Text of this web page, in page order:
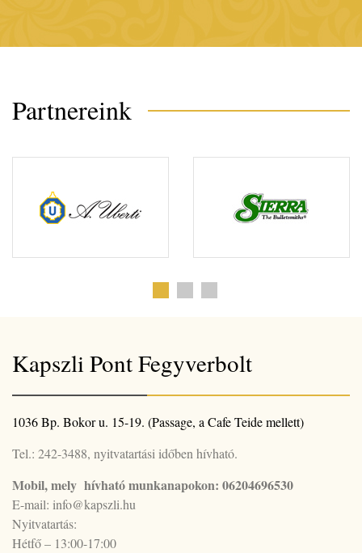
Partnereink
Kapszli Pont Fegyverbolt
1036 Bp. Bokor u. 15-19. (Passage, a Cafe Teide mellett)
Tel.: 242-3488, nyitvatartási időben hívható.
Mobil, mely hívható munkanapokon: 06204696530
E-mail: info@kapszli.hu
Nyitvatartás:
Hétfő – 13:00-17:00